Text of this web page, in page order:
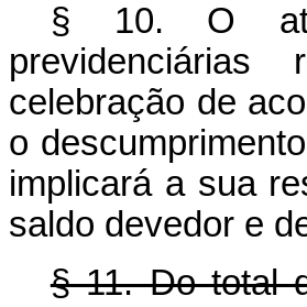
§ 10. O
celebração de
o
implicará a sua
saldo devedor e
§ 11. Do total